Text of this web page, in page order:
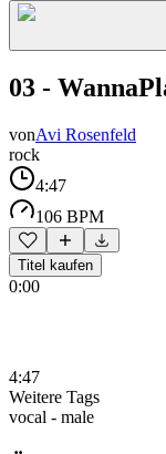
03 -
vonAvi Rosenfeld
rock
4:47
106 BPM
Titel kaufen
0:00
4:47
Weitere Tags
vocal - male